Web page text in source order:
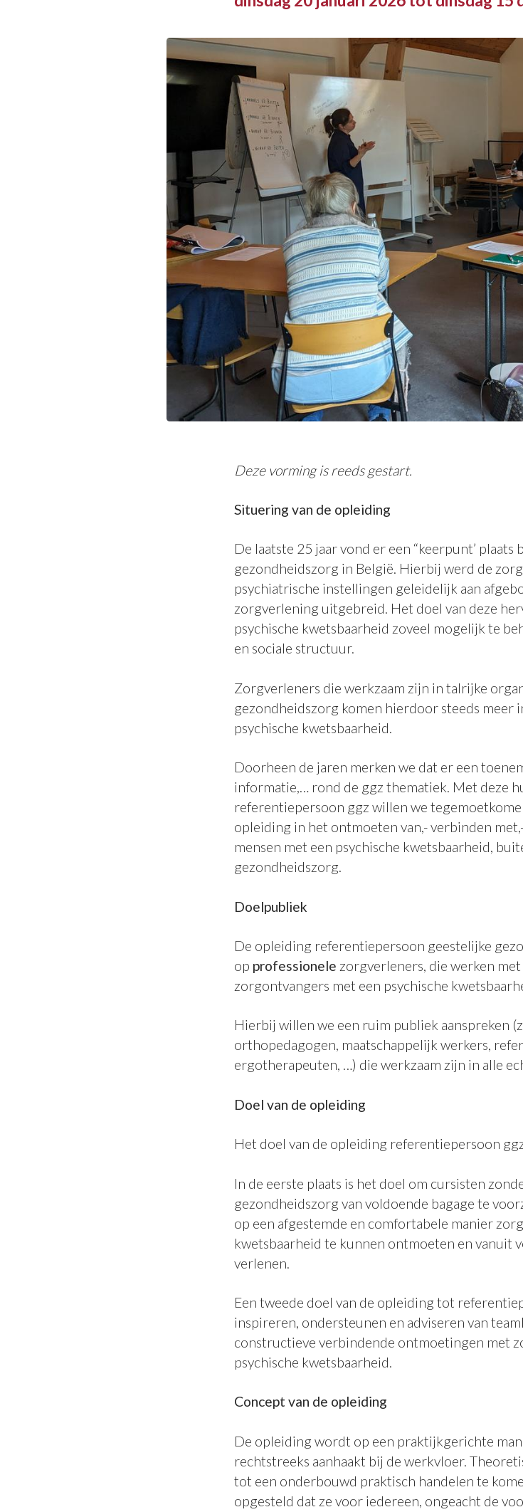
Deze vorming is reeds gestart.
Situering van de opleiding
De laatste 25 jaar vond er een “keerpunt’ plaats
gezondheidszorg in België. Hierbij werd de
psychiatrische instellingen geleidelijk aan
zorgverlening uitgebreid. Het doel van deze
psychische kwetsbaarheid zoveel mogelijk te
en sociale structuur.
Zorgverleners die werkzaam zijn in talrijke
gezondheidszorg komen hierdoor steeds meer
psychische kwetsbaarheid.
Doorheen de jaren merken we dat er een
informatie,… rond de ggz thematiek. Met deze
referentiepersoon ggz willen we
opleiding in het ontmoeten van,- verbinden
mensen met een psychische kwetsbaarheid,
gezondheidszorg.
Doelpubliek
De opleiding referentiepersoon geestelijke
op professionele zorgverleners, die werken
zorgontvangers met een psychische
Hierbij willen we een ruim publiek aanspreken
orthopedagogen, maatschappelijk werkers,
ergotherapeuten, …) die werkzaam zijn in alle
Doel van de opleiding
Het doel van de opleiding referentiepersoon
In de eerste plaats is het doel om cursisten
gezondheidszorg van voldoende bagage te
op een afgestemde en comfortabele manier
kwetsbaarheid te kunnen ontmoeten en vanuit
verlenen.
Een tweede doel van de opleiding tot
inspireren, ondersteunen en adviseren van
constructieve verbindende ontmoetingen met
psychische kwetsbaarheid.
Concept van de opleiding
De opleiding wordt op een praktijkgerichte
rechtstreeks aanhaakt bij de werkvloer.
tot een onderbouwd praktisch handelen te
opgesteld dat ze voor iedereen, ongeacht de